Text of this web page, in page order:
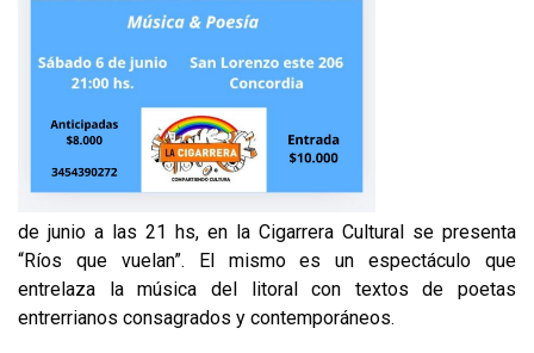
de junio a las 21 hs, en la Cigarrera Cultural se presenta
“Ríos que vuelan”. El mismo es un espectáculo que
entrelaza la música del litoral con textos de poetas
entrerrianos consagrados y contemporáneos.